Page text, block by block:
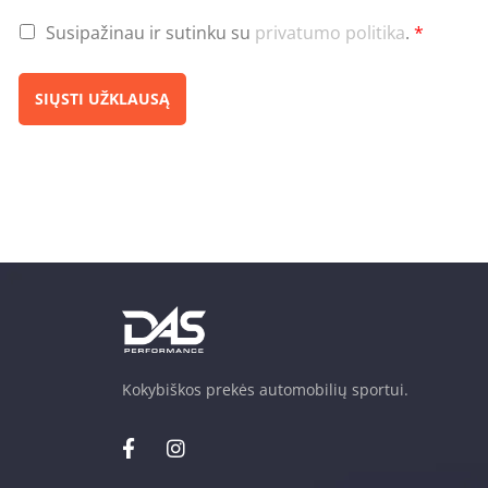
Susipažinau ir sutinku su privatumo politika. *
SIŲSTI UŽKLAUSĄ
Kokybiškos prekės automobilių sportui.